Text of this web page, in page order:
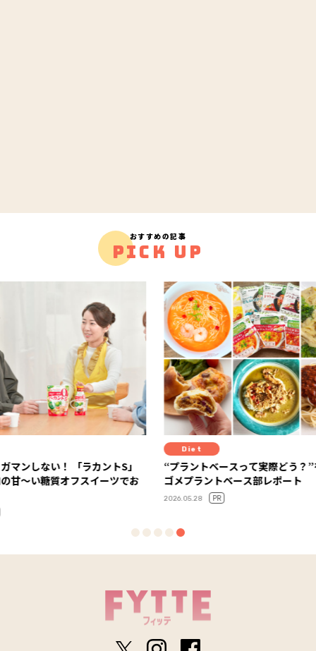
おすすめの記事
PICK UP
トS」
でお
“プラントベースって実際どう？”を体験！ カ
ゴメプラントベース部レポート
背中の
ィス【